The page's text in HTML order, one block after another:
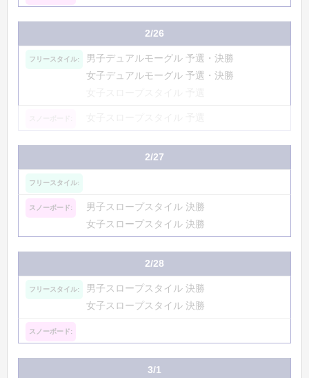
2/26
男子デュアルモーグル 予選・決勝
女子デュアルモーグル 予選・決勝
2/27
男子スロープスタイル 決勝
女子スロープスタイル 決勝
2/28
男子スロープスタイル 決勝
女子スロープスタイル 決勝
3/1